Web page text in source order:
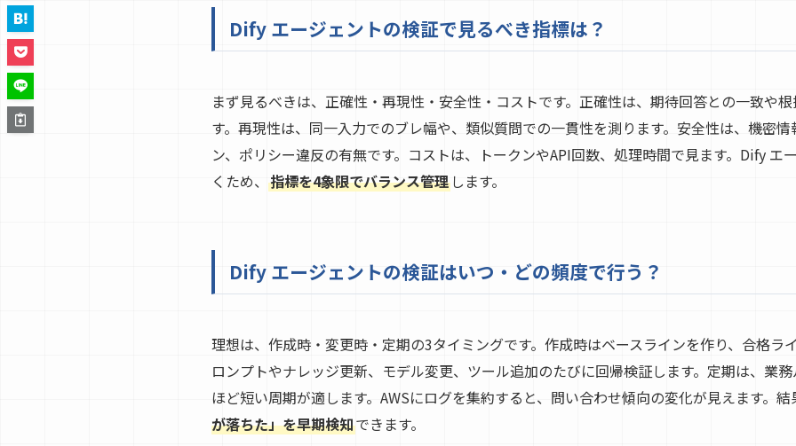
Dify エージェントの検証で見るべき指標は？
まず見るべきは、正確性・再現性・安全性・コストです。正確性は、期待回答との一致や
す。再現性は、同一入力でのブレ幅や、類似質問での一貫性を測ります。安全性は、機密
ン、ポリシー違反の有無です。コストは、トークンやAPI回数、処理時間で見ます。Dify エ
くため、 指標を4象限でバランス管理 します。
Dify エージェントの検証はいつ・どの頻度で行う？
理想は、作成時・変更時・定期の3タイミングです。作成時はベースラインを作り、合格ラ
ロンプトやナレッジ更新、モデル変更、ツール追加のたびに回帰検証します。定期は、業
ほど短い周期が適します。AWSにログを集約すると、問い合わせ傾向の変化が見えます。結
が落ちた」を早期検知できます。